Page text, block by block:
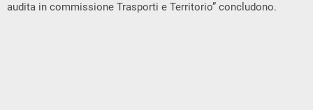
audita in commissione Trasporti e Territorio” concludono.